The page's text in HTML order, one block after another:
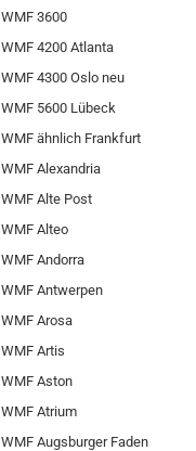
WMF 3600
WMF 4200 Atlanta
WMF 4300 Oslo neu
WMF 5600 Lübeck
WMF ähnlich Frankfurt
WMF Alexandria
WMF Alte Post
WMF Alteo
WMF Andorra
WMF Antwerpen
WMF Arosa
WMF Artis
WMF Aston
WMF Atrium
WMF Augsburger Faden